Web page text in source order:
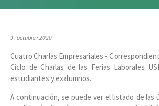
9 · octubre · 2020
Cuatro Charlas Empresariales -
Ciclo de Charlas de las Ferias Laborales
estudiantes y exalumnos.
A continuación, se puede ver el listado de las